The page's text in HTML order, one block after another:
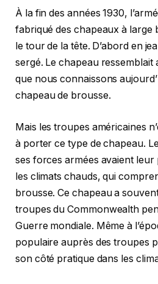
À la fin des années 1930,
fabriqué des chapeaux à large
le tour de la tête. D’abord en
sergé. Le chapeau ressemblait
que nous connaissons
chapeau de brousse.
Mais les troupes américaines
à porter ce type de chapeau.
ses forces armées avaient
les climats chauds, qui
brousse. Ce chapeau a
troupes du Commonwealth
Guerre mondiale. Même à
populaire auprès des troupes
son côté pratique dans les